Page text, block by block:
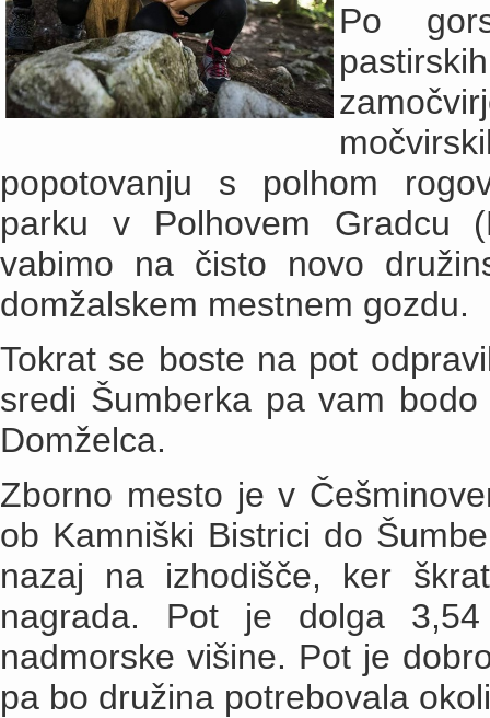
Po
popotovanju s polhom
parku v Polhovem Gradcu
vabimo na čisto novo
domžalskem mestnem gozdu.
Tokrat se boste na pot
sredi Šumberka pa vam
Domželca.
Zborno mesto je v
ob Kamniški Bistrici do
nazaj na izhodišče, ker
nagrada. Pot je dolga
nadmorske višine. Pot je
pa bo družina potrebovala